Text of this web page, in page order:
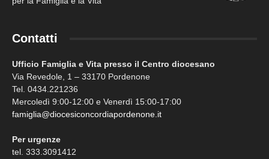
Contatti
Ufficio Famiglia e Vita presso il Centro diocesano
Via Revedole, 1 – 33170 Pordenone
Tel. 0434.221236
Mercoledì 9:00-12:00 e Venerdì 15:00-17:00
famiglia@diocesiconcordiapordenone.it
Per urgenze
tel. 333.3091412